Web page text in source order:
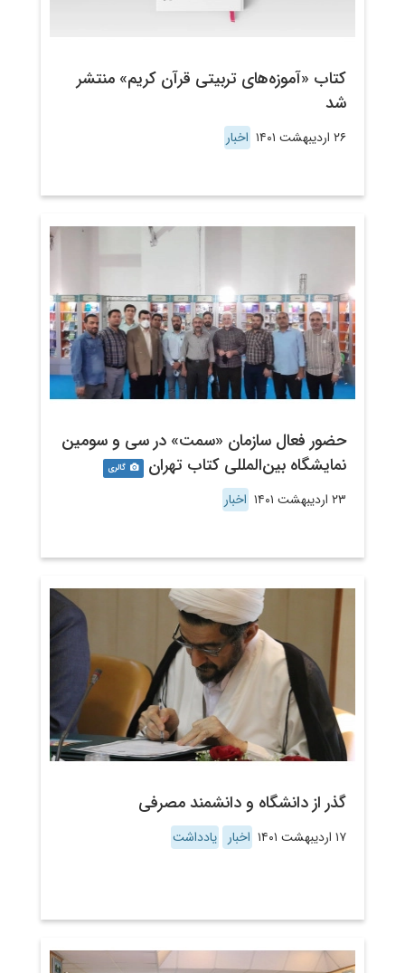
کتاب «آموزه‌های تربیتی قرآن کریم» منتشر
شد
۲۶ اردیبهشت ۱۴۰۱ اخبار
حضور فعال سازمان «سمت» در سی و سومین
نمایشگاه بین‌المللی کتاب تهران
گالری
۲۳ اردیبهشت ۱۴۰۱ اخبار
گذر از دانشگاه و دانشمند مصرفی
۱۷ اردیبهشت ۱۴۰۱ اخبار یادداشت